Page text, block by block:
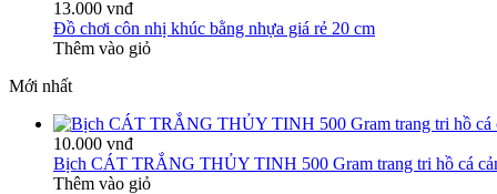
13.000 vnđ
Đồ chơi côn nhị khúc bằng nhựa giá rẻ 20 cm
Thêm vào giỏ
Mới nhất
10.000 vnđ
Bịch CÁT TRẮNG THỦY TINH 500 Gram trang tri hồ cá
Thêm vào giỏ